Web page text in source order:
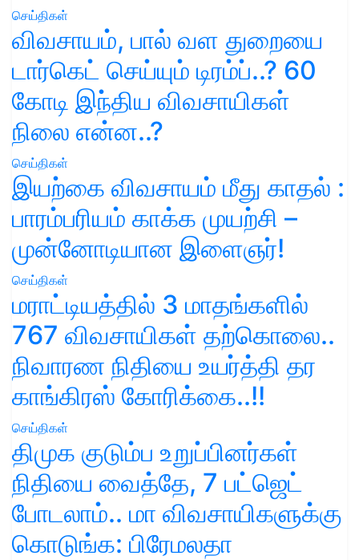
செய்திகள்
விவசாயம், பால் வள துறையை
டார்கெட் செய்யும் டிரம்ப்..? 60
கோடி இந்திய விவசாயிகள்
நிலை என்ன..?
செய்திகள்
இயற்கை விவசாயம் மீது காதல் :
பாரம்பரியம் காக்க முயற்சி –
முன்னோடியான இளைஞர்!
செய்திகள்
மராட்டியத்தில் 3 மாதங்களில்
767 விவசாயிகள் தற்கொலை..
நிவாரண நிதியை உயர்த்தி தர
காங்கிரஸ் கோரிக்கை..!!
செய்திகள்
திமுக குடும்ப உறுப்பினர்கள்
நிதியை வைத்தே, 7 பட்ஜெட்
போடலாம்.. மா விவசாயிகளுக்கு
கொடுங்க: பிரேமலதா